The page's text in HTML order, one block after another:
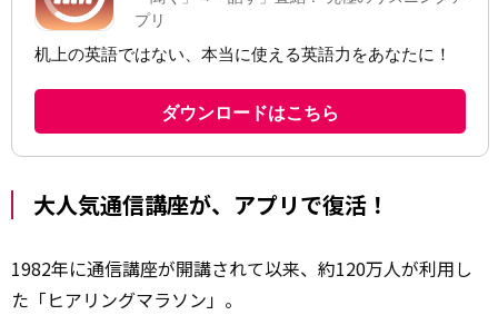
大人気通信講座が、アプリで復活！
1982年に通信講座が開講されて以来、約120万人が利用し
た「ヒアリングマラソン」。